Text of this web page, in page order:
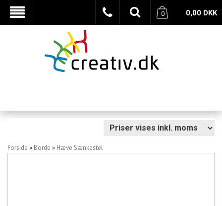
0,00 DKK
0
Forside » Borde » Hæve Sænkestel